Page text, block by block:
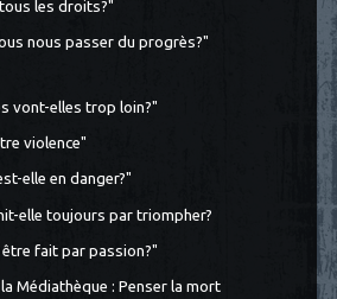
les droits?"
nous passer du progrès?"
vont-elles trop loin?"
violence"
elle en danger?"
elle toujours par triompher?
fait par passion?"
Médiathèque : Penser la mort